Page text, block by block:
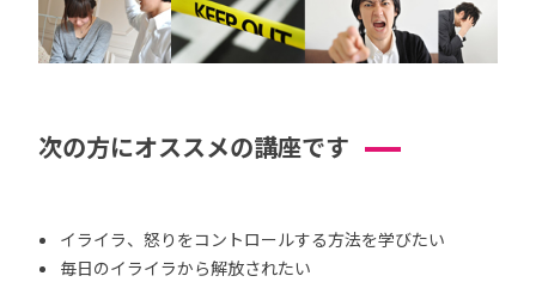
次の方にオススメの講座です
イライラ、怒りをコントロールする方法を学びたい
毎日のイライラから解放されたい